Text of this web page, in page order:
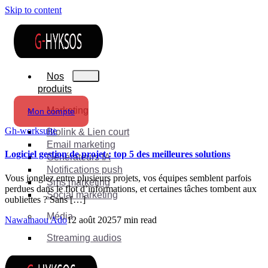
Skip to content
Nos
produits
Marketing
Biolink & Lien court
Email marketing
Générateurs IA
Notifications push
Sms marketing
Social marketing
Média
Streaming audios
Mon compte
Gh-worksuite
Logiciel gestion de projet : top 5 des meilleures solutions
Vous jonglez entre plusieurs projets, vos équipes semblent parfois
perdues dans le flot d’informations, et certaines tâches tombent aux
oubliettes ? Sans […]
Nawainaou Ado12 août 20257 min read